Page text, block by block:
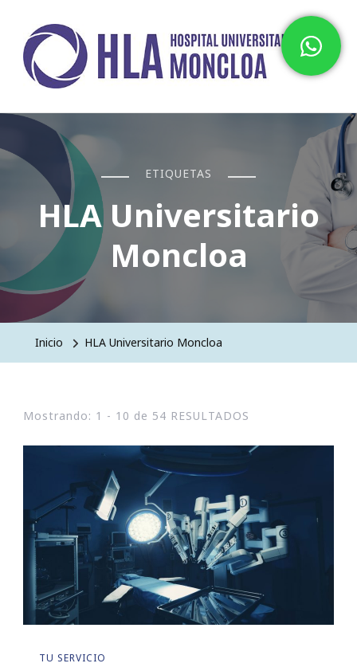
Hospital HLA Universitario
Moncloa
ETIQUETAS
HLA Universitario
Moncloa
Inicio HLA Universitario Moncloa
Mostrando: 1 - 10 de 54 RESULTADOS
TU SERVICIO